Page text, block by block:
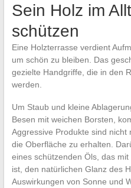
Sein Holz im
schützen
Eine Holzterrasse verdient
um schön zu bleiben. Das
gezielte Handgriffe, die in den
werden.
Um Staub und kleine
Besen mit weichen Borsten,
Aggressive Produkte sind
die Oberfläche zu erhalten.
eines schützenden Öls, das
ist, den natürlichen Glanz des
Auswirkungen von Sonne und